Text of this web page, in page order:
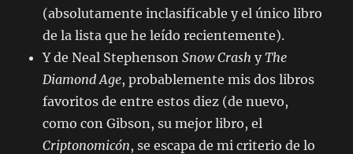
(absolutamente inclasificable y el único libro
de la lista que he leído recientemente).
Y de Neal StephensonSnow Crash yThe
Diamond Age, probablemente mis dos libros
favoritos de entre estos diez (de nuevo,
como con Gibson, su mejor libro, el
Criptonomicón, se escapa de mi criterio de lo